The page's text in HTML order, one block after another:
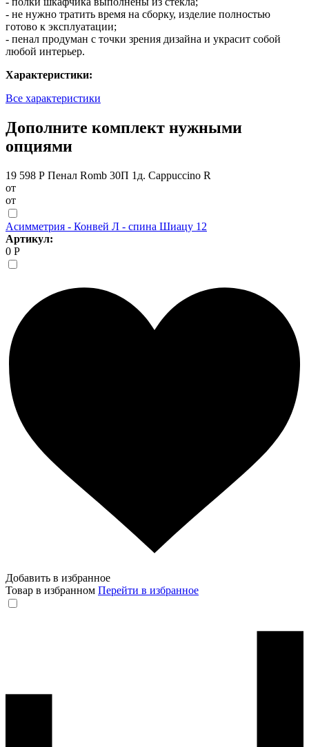
- не нужно тратить время на сборку, изделие полностью
готово к эксплуатации;
- пенал продуман с точки зрения дизайна и украсит собой
любой интерьер.
Характеристики:
Все характеристики
Дополните комплект нужными
опциями
19 598 Р Пенал Romb 30П 1д. Cappuccino R
от
от
Асимметрия - Конвей Л - спина Шиацу 12
Артикул:
0 Р
Добавить в избранное
Товар в избранном Перейти в избранное